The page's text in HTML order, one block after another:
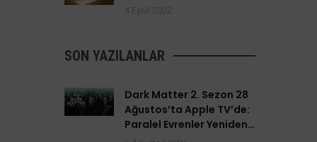
SON YAZILANLAR
Dark Matter 2. Sezon 28
Ağustos’ta Apple TV’de:
Paralel Evrenler Yeniden